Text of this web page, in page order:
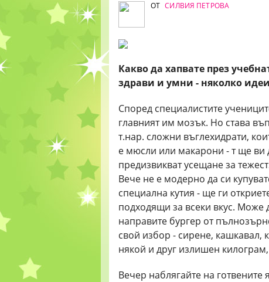
ОТ СИЛВИЯ ПЕТРОВА
Какво да хапвате през
здрави и умни - няколко
Според специалистите
главният им мозък. Но става
т.нар. сложни въглехидрати,
е мюсли или макарони - т ще ви
предизвикват усещане за
Вече не е модерно да си
специална кутия - ще ги
подходящи за всеки вкус. Може
направите бургер от
свой избор - сирене, кашкавал,
някой и друг излишен
Вечер наблягайте на готвените